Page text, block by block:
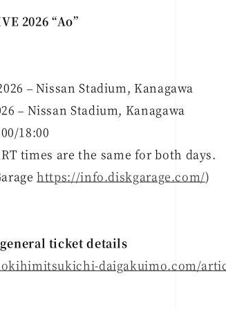
2026 “Ao”
– Nissan Stadium, Kanagawa
– Nissan Stadium, Kanagawa
18:00
times are the same for both days.
https://info.diskgarage.com/)
ticket details
daigakuimo.com/